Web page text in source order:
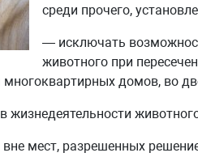
среди прочего,
— исключать
животного при
домов, во
жизнедеятельности
мест, разрешенных